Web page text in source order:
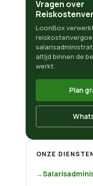
Vragen over
LoonBox
altijd binnen de
werkt.
Plan
ONZE